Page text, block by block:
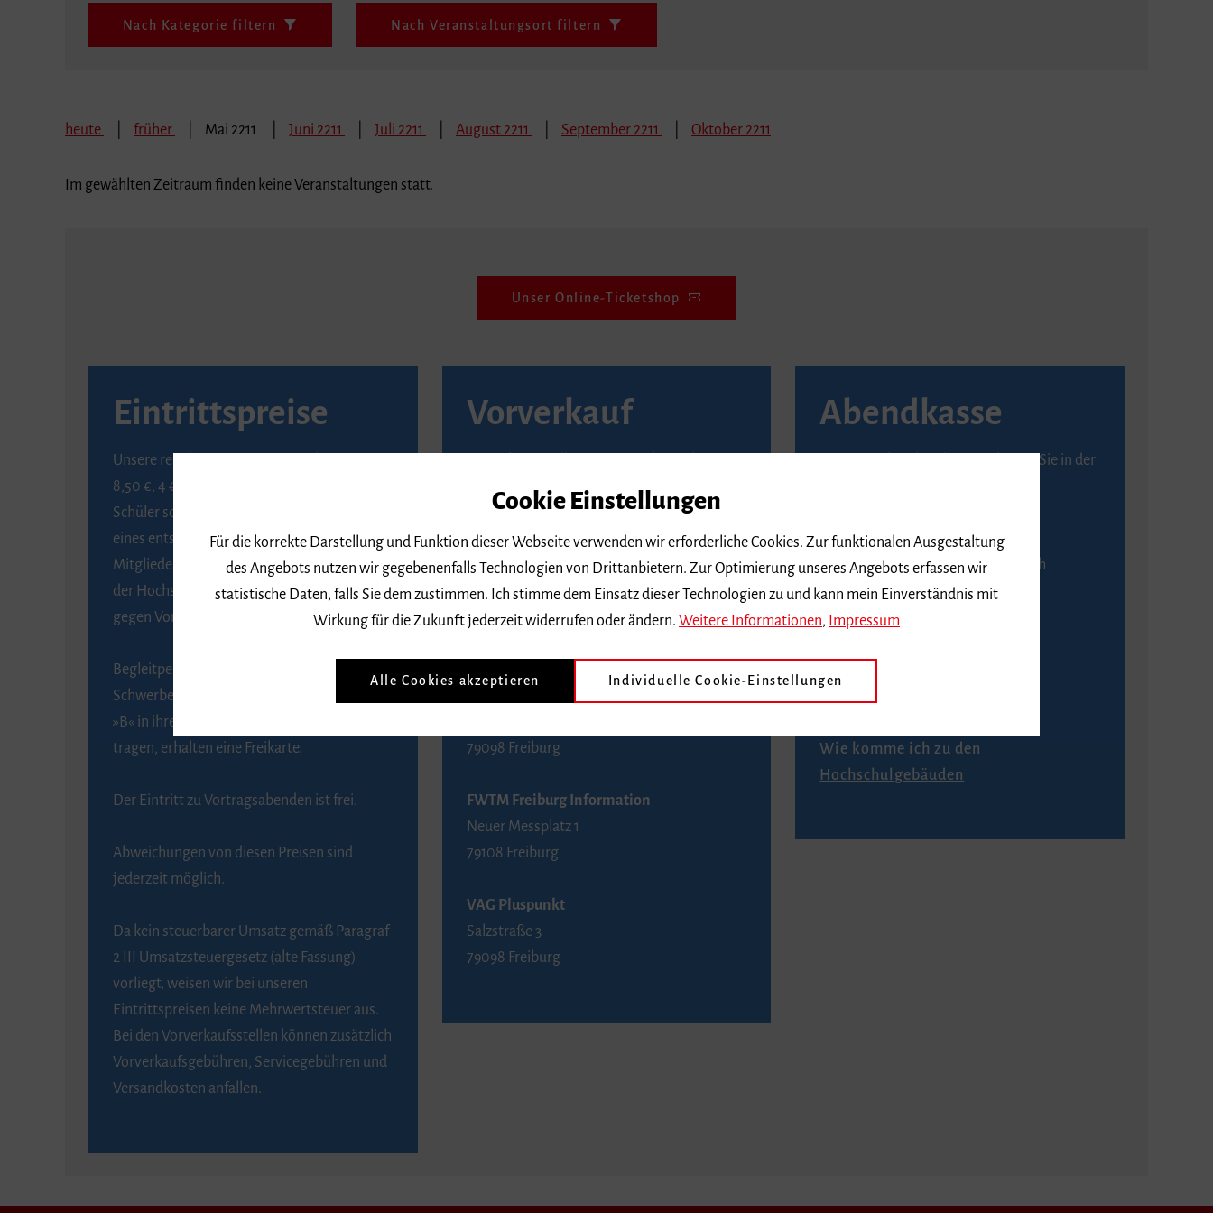
Nach Kategorie filtern Nach Veranstaltungsort filtern
heute früher Mai 2211 Juni 2211 Juli 2211 August 2211 September 2211 Oktober 2211
Im gewählten Zeitraum finden keine Veranstaltungen statt.
Unser Online-Ticketshop
Eintrittspreise
Unsere regulären Eintrittspreise betragen
8,50 €, 4 € ermäßigt für Schülerinnen und
Schüler sowie Studierende gegen Vorlage
eines entsprechenden Nachweises, 6 € für
Mitglieder der Gesellschaft zur Förderung
der Hochschule für Musik Freiburg e. V.
gegen Vorlage des Mitgliedsausweises.
Begleitpersonen von Menschen mit
Schwerbehinderung, die das Merkzeichen
»B« in ihrem Schwerbehindertenausweis
tragen, erhalten eine Freikarte.
Der Eintritt zu Vortragsabenden ist frei.
Abweichungen von diesen Preisen sind
jederzeit möglich.
Da kein steuerbarer Umsatz gemäß Paragraf
2 III Umsatzsteuergesetz (alte Fassung)
vorliegt, weisen wir bei unseren
Eintrittspreisen keine Mehrwertsteuer aus.
Bei den Vorverkaufsstellen können zusätzlich
Vorverkaufsgebühren, Servicegebühren und
Versandkosten anfallen.
Vorverkauf
Seite von Reservix.
BZ-Kartenservice Freiburg
Kaiser-Joseph-Straße 229
79098 Freiburg
Telefon 0761 4968888 (Reservierungen sind
79098 Freiburg
FWTM Freiburg Information
Neuer Messplatz 1
79108 Freiburg
VAG Pluspunkt
Salzstraße 3
79098 Freiburg
Abendkasse
Karten an der Abendkasse erhalten Sie in der
An der Abendkasse ist ausschließlich
Barzahlung möglich.
Anfahrt
Wie komme ich zu den
Hochschulgebäuden
Cookie Einstellungen
Für die korrekte Darstellung und Funktion dieser Webseite verwenden wir erforderliche Cookies. Zur funktionalen Ausgestaltung
des Angebots nutzen wir gegebenenfalls Technologien von Drittanbietern. Zur Optimierung unseres Angebots erfassen wir
statistische Daten, falls Sie dem zustimmen. Ich stimme dem Einsatz dieser Technologien zu und kann mein Einverständnis mit
Wirkung für die Zukunft jederzeit widerrufen oder ändern. Weitere Informationen, Impressum
Alle Cookies akzeptieren Individuelle Cookie-Einstellungen